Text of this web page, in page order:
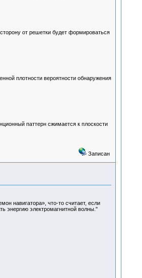
от решетки будет формироваться
плотности вероятности обнаружения
паттерн сжимается к плоскости
Записан
навигатора», что-то считает, если
энергию электромагнитной волны."